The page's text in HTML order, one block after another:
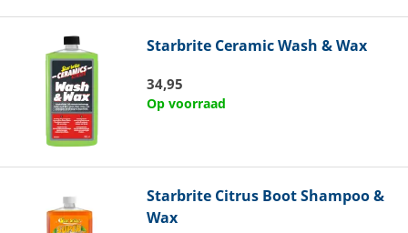
Starbrite Ceramic Wash & Wax
34,95
Op voorraad
Starbrite Citrus Boot Shampoo &
Wax